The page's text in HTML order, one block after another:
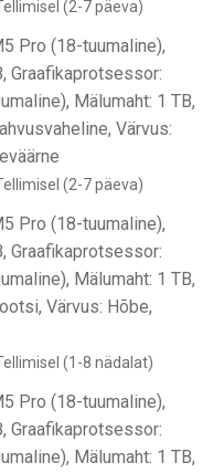
(2-7 päeva)
Pro (18-tuumaline),
Graafikaprotsessor:
Mälumaht: 1 TB,
Värvus:
(2-7 päeva)
Pro (18-tuumaline),
Graafikaprotsessor:
Mälumaht: 1 TB,
Värvus: Hõbe,
(1-8 nädalat)
Pro (18-tuumaline),
Graafikaprotsessor:
Mälumaht: 1 TB,